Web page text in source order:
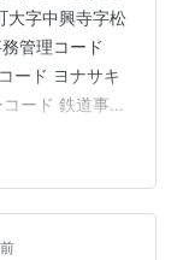
大字中興寺字松
管理コード
ード ヨナサキ
ード 鉄道事業
名所案内標
し 歴史1904年
伸時に終着駅
通式が開かれ